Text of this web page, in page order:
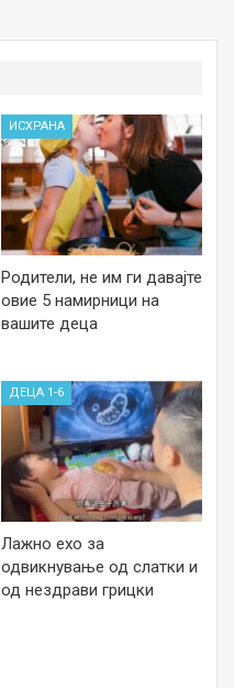
ИСХРАНА
Родители, не им ги давајте
овие 5 намирници на
вашите деца
ДЕЦА 1-6
Лажно ехо за
одвикнување од слатки и
од нездрави грицки